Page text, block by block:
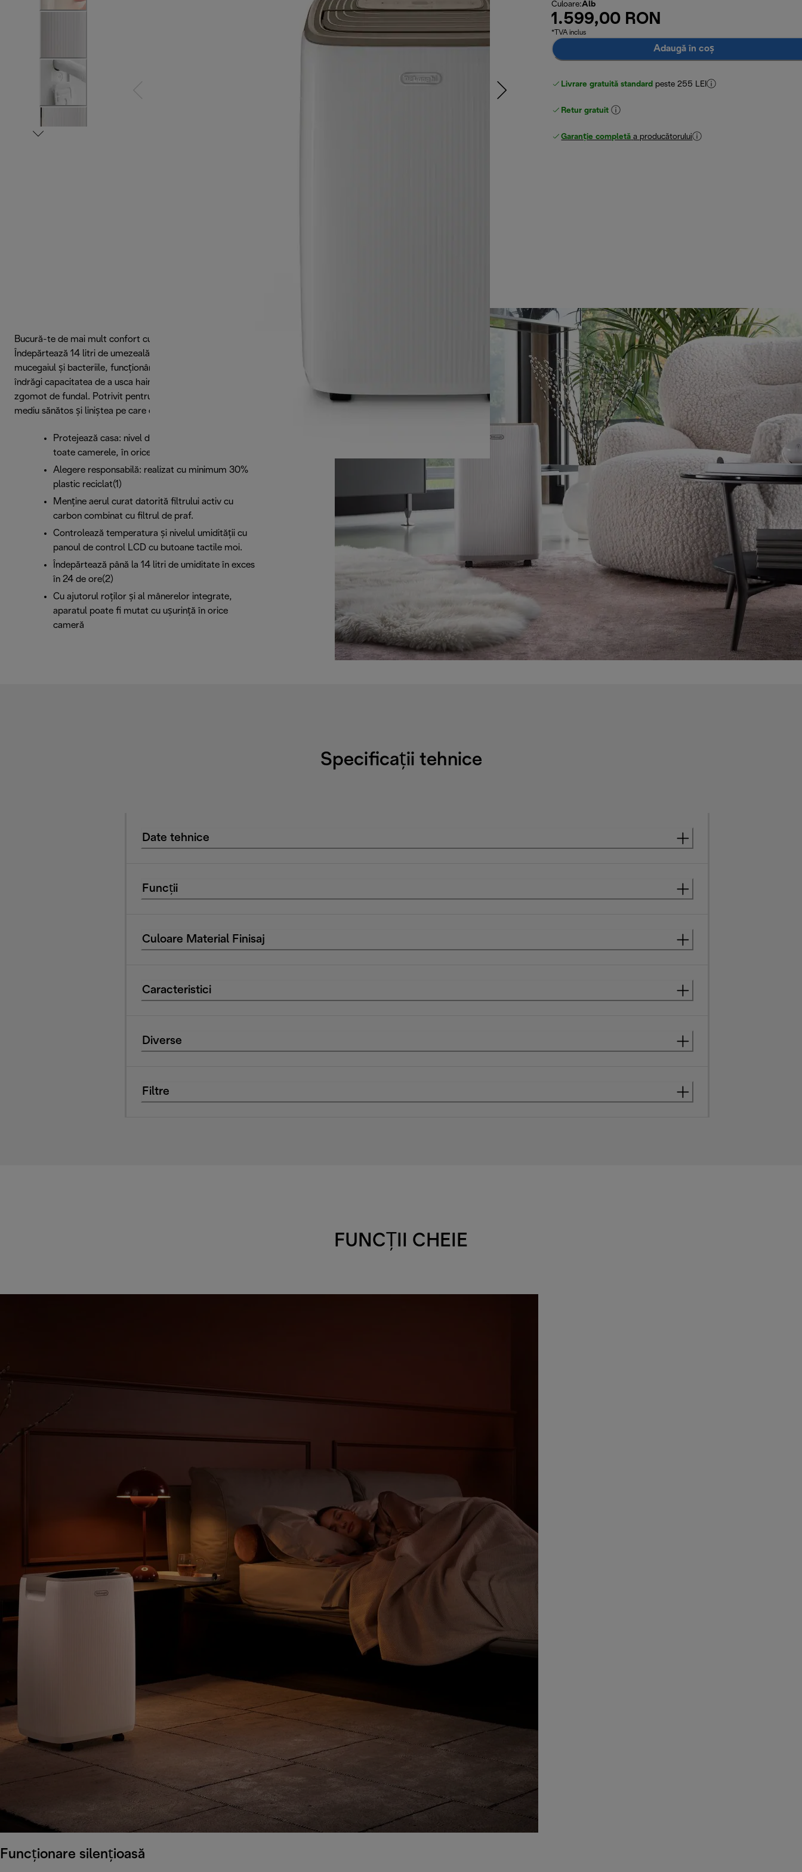
Culoare:Alb
1.599,00 RON
*TVA inclus
Adaugă în coș
Livrare gratuită standard peste 255 LEI
Retur gratuit
Garanție completă a producătorului
Bucură-te de mai mult confort cu De'Longhi AriaDry Evo.
Îndepărtează 14 litri de umezeală zilnic pentru a preveni
mucegaiul și bacteriile, funcționând foarte silențios. Vei
îndrăgi capacitatea de a usca hainele mai rapid, fără niciun
zgomot de fundal. Potrivit pentru orice cameră, asigură un
mediu sănătos și liniștea pe care o meriți.
Protejează casa: nivel de umiditate optim în
toate camerele, în orice anotimp
Alegere responsabilă: realizat cu minimum 30%
plastic reciclat(1)
Menține aerul curat datorită filtrului activ cu
carbon combinat cu filtrul de praf.
Controlează temperatura și nivelul umidității cu
panoul de control LCD cu butoane tactile moi.
Îndepărtează până la 14 litri de umiditate în exces
în 24 de ore(2)
Cu ajutorul roților și al mânerelor integrate,
aparatul poate fi mutat cu ușurință în orice
cameră
Specificații tehnice
Date tehnice
Funcții
Culoare Material Finisaj
Caracteristici
Diverse
Filtre
FUNCȚII CHEIE
Funcționare silențioasă